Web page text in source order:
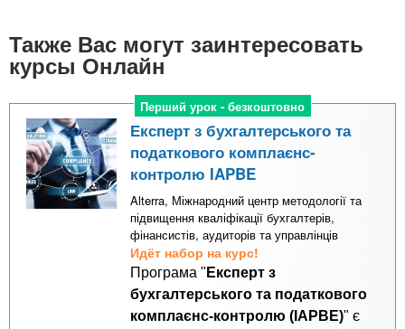
o
Также Вас могут заинтересовать
курсы Онлайн
Перший урок - безкоштовно
Перший урок - безкоштовно
Експерт з бухгалтерського та
податкового комплаєнс-
контролю IAPBE
Alterra, Міжнародний центр методології та
підвищення кваліфікації бухгалтерів,
фінансистів, аудиторів та управлінців
Идёт набор на курс!
Програма " Експерт з
бухгалтерського та податкового
комплаєнс-контролю (IAPBE)" є